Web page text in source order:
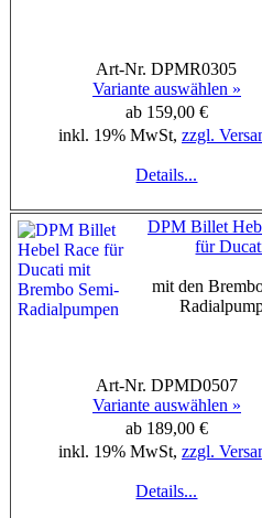
Art-Nr. DPMR0305
Variante auswählen »
ab 159,00 €
inkl. 19% MwSt, zzgl.
Details...
DPM Billet
für
mit den
Art-Nr. DPMD0507
Variante auswählen »
ab 189,00 €
inkl. 19% MwSt, zzgl.
Details...